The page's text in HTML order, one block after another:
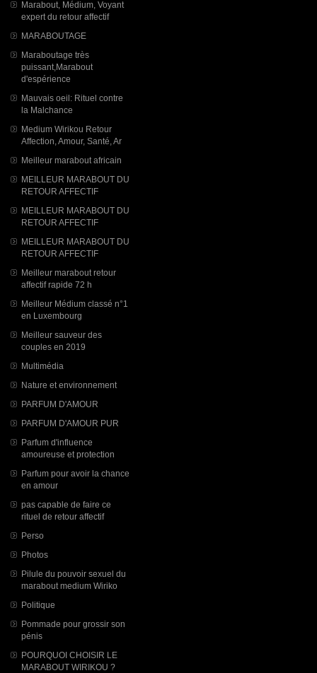
Marabout, Médium, Voyant
expert du retour affectif
MARABOUTAGE
Maraboutage très
puissant,Marabout
d'espérience
Mauvais oeil: Rituel contre
la Malchance
Medium Wirikou Retour
Affection, Amour, Santé, Ar
Meilleur marabout africain
MEILLEUR MARABOUT DU
RETOUR AFFECTIF
MEILLEUR MARABOUT DU
RETOUR AFFECTIF
MEILLEUR MARABOUT DU
RETOUR AFFECTIF
Meilleur marabout retour
affectif rapide 72 h
Meilleur Médium classé n°1
en Luxembourg
Meilleur sauveur des
couples en 2019
Multimédia
Nature et environnement
PARFUM D'AMOUR
PARFUM D'AMOUR PUR
Parfum d'influence
amoureuse et protection
Parfum pour avoir la chance
en amour
pas capable de faire ce
rituel de retour affectif
Perso
Photos
Pilule du pouvoir sexuel du
marabout medium Wiriko
Politique
Pommade pour grossir son
pénis
POURQUOI CHOISIR LE
MARABOUT WIRIKOU ?